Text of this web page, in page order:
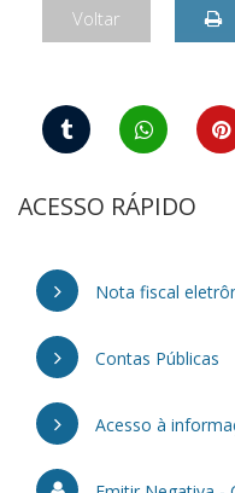
Voltar
ACESSO RÁPIDO
Nota fiscal
Contas Públicas
Acesso à